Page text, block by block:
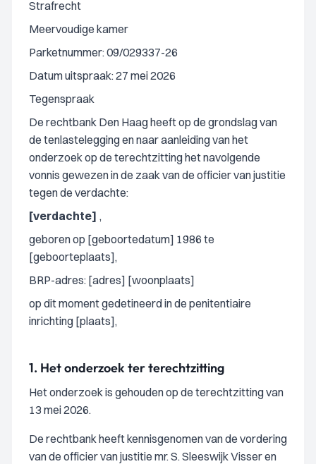
Strafrecht
Meervoudige kamer
Parketnummer: 09/029337-26
Datum uitspraak: 27 mei 2026
Tegenspraak
De rechtbank Den Haag heeft op de grondslag van
de tenlastelegging en naar aanleiding van het
onderzoek op de terechtzitting het navolgende
vonnis gewezen in de zaak van de officier van justitie
tegen de verdachte:
[verdachte] ,
geboren op [geboortedatum] 1986 te
[geboorteplaats],
BRP-adres: [adres] [woonplaats]
op dit moment gedetineerd in de penitentiaire
inrichting [plaats],
1. Het onderzoek ter terechtzitting
Het onderzoek is gehouden op de terechtzitting van
13 mei 2026.
De rechtbank heeft kennisgenomen van de vordering
van de officier van justitie mr. S. Sleeswijk Visser en